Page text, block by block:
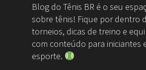
Blog do Tênis BR é o seu
sobre tênis! Fique por dentro
torneios, dicas de treino e
com conteúdo para iniciantes
esporte.